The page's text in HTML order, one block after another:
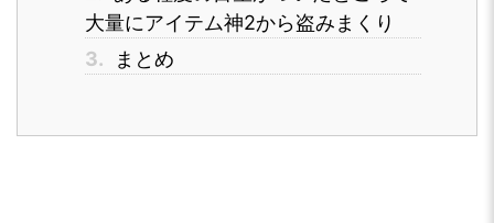
大量にアイテム神2から盗みまくり
3.
まとめ